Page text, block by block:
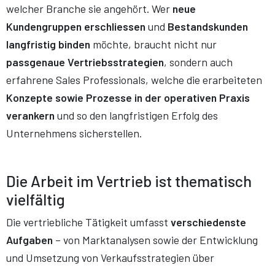
welcher Branche sie angehört. Wer neue
Kundengruppen erschliessen und Bestandskunden
langfristig binden möchte, braucht nicht nur
passgenaue Vertriebsstrategien, sondern auch
erfahrene Sales Professionals, welche die erarbeiteten
Konzepte sowie Prozesse in der operativen Praxis
verankern und so den langfristigen Erfolg des
Unternehmens sicherstellen.
Die Arbeit im Vertrieb ist thematisch
vielfältig
Die vertriebliche Tätigkeit umfasst verschiedenste
Aufgaben – von Marktanalysen sowie der Entwicklung
und Umsetzung von Verkaufsstrategien über